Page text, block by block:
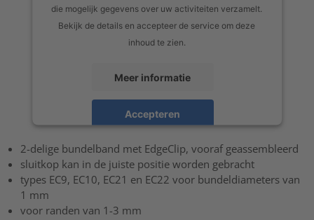
die mogelijk gegevens over uw activiteiten verzamelt.
Bekijk de details en accepteer de service om deze
inhoud te zien.
Meer informatie
Accepteren
2-delige bundelband met EdgeClip, vooraf geassembleerd
sluitkop kan in de juiste positie worden gebracht
types EC9, EC10, EC21 en EC22 voor bundeldiameters van
1 mm
voor randen van 1-3 mm